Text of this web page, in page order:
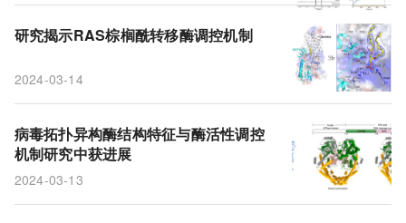
研究揭示RAS棕榈酰转移酶调控机制
2024-03-14
病毒拓扑异构酶结构特征与酶活性调控
机制研究中获进展
2024-03-13